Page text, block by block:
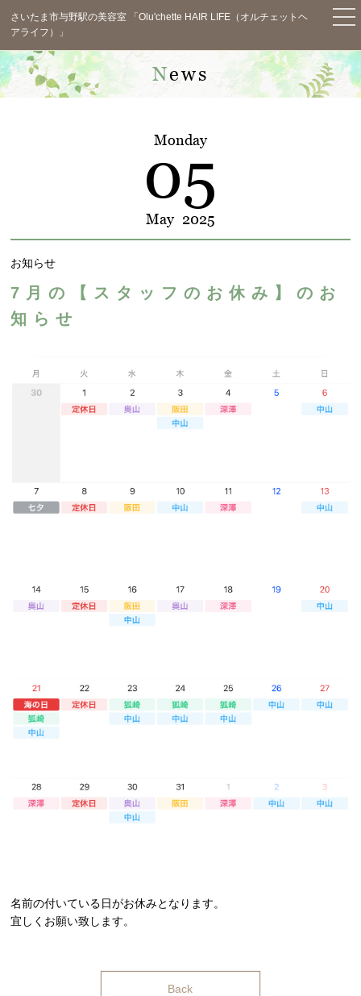
さいたま市与野駅の美容室 「Olu'chette HAIR LIFE（オルチェットヘ
アライフ）」
TOP
News
Salon Info
Blog
Voice
Contact
WEB予約
News
Monday
05
May 2025
お知らせ
7月の【スタッフのお休み】のお
知らせ
名前の付いている日がお休みとなります。
宜しくお願い致します。
Back